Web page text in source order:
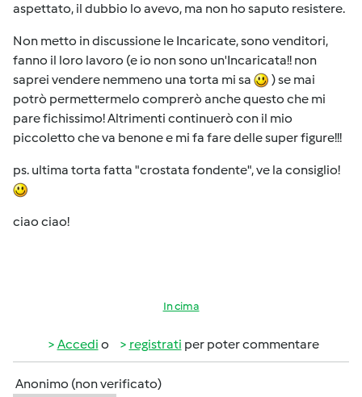
aspettato, il dubbio lo avevo, ma non ho saputo resistere.
Non metto in discussione le Incaricate, sono venditori,
fanno il loro lavoro (e io non sono un'Incaricata!! non
saprei vendere nemmeno una torta mi sa
) se mai
potrò permettermelo comprerò anche questo che mi
pare fichissimo! Altrimenti continuerò con il mio
piccoletto che va benone e mi fa fare delle super figure!!!
ps. ultima torta fatta "crostata fondente", ve la consiglio!
ciao ciao!
In cima
Accedi o registrati per poter commentare
Anonimo (non verificato)